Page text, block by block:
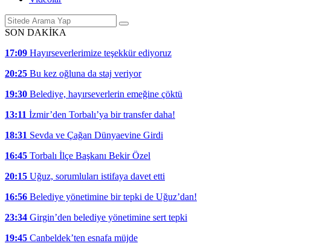
SON DAKİKA
17:09 Hayırseverlerimize teşekkür ediyoruz
20:25 Bu kez oğluna da staj veriyor
19:30 Belediye, hayırseverlerin emeğine çöktü
13:11 İzmir’den Torbalı’ya bir transfer daha!
18:31 Sevda ve Çağan Dünyaevine Girdi
16:45 Torbalı İlçe Başkanı Bekir Özel
20:15 Uğuz, sorumluları istifaya davet etti
16:56 Belediye yönetimine bir tepki de Uğuz’dan!
23:34 Girgin’den belediye yönetimine sert tepki
19:45 Canbeldek’ten esnafa müjde